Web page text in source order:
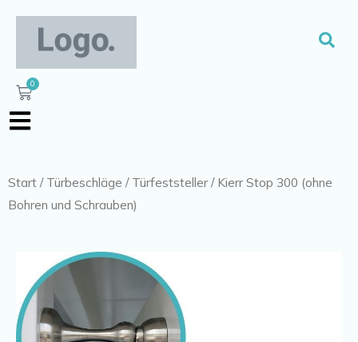
springen
0
Warenkorb
Start / Türbeschläge / Türfeststeller / Kierr Stop 300 (ohne
Bohren und Schrauben)